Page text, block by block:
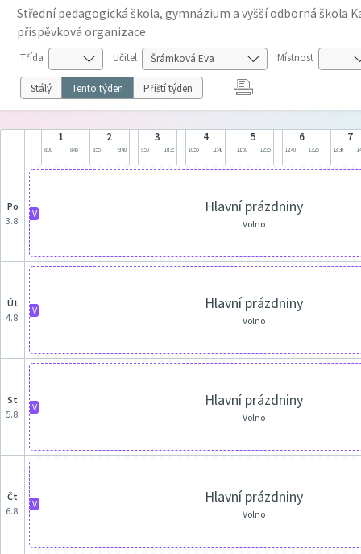
Střední pedagogická škola, gymnázium a vyšší odborná škola
příspěvková organizace
Třída Učitel Místnost
Stálý Tento týden Příští týden
1
8:00 8:45
2
8:55 9:40
3
9:50 10:35
4
10:55 11:40
5
11:50 12:35
6
12:40 13:25
7
13:30
po
3.8.
V Hlavní prázdniny
Volno
út
4.8.
V Hlavní prázdniny
Volno
st
5.8.
V Hlavní prázdniny
Volno
čt
6.8.
V Hlavní prázdniny
Volno